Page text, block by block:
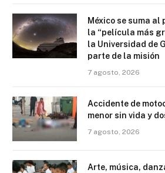
México se suma
la “película más
la Universidad de
parte de la misión
7 agosto, 2026
Accidente de
menor sin vida y
7 agosto, 2026
Arte, música,